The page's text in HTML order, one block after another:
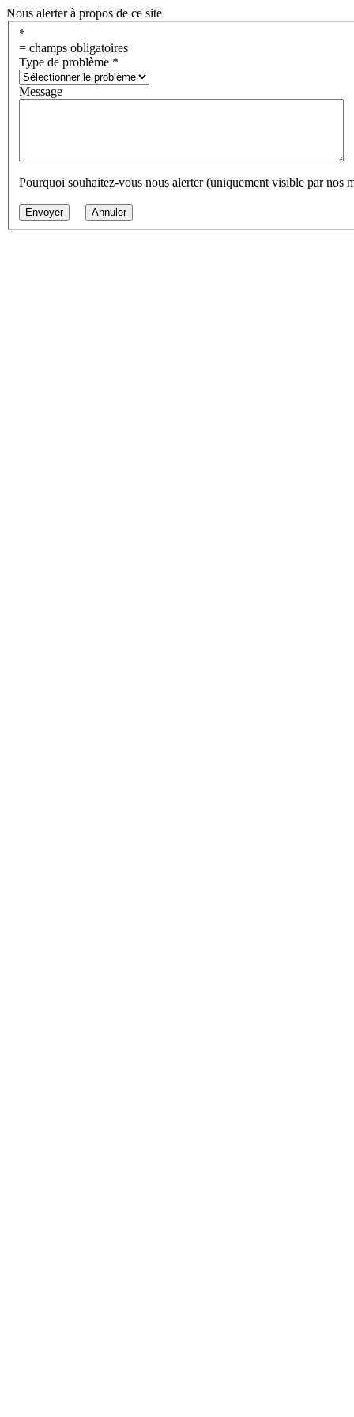
Nous alerter à propos de ce site
*
= champs obligatoires
Type de problème *
Message
Pourquoi souhaitez-vous nous alerter (uniquement visible par nos